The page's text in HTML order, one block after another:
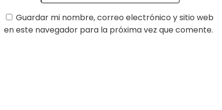
Guardar mi nombre, correo electrónico y sitio web
en este navegador para la próxima vez que comente.